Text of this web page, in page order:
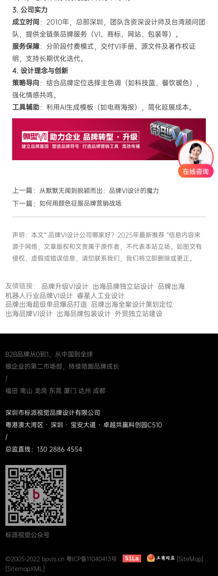
3. 公司实力
成立时间 ：2010年，总部深圳，团队含资深设计师及台湾顾问团
队，提供全链条品牌服务（VI、商标、网站、包装等）。
服务保障：分阶段付费模式，交付VI手册、源文件及著作权证
明，支持长期优化迭代。
4. 设计理念与创新
策略导向 ：结合品牌定位选择主色调（如科技蓝、餐饮暖色），
强化情感共鸣。
工具辅助：利用AI生成模板（如电商海报），简化延展成本。
上一篇： 从默默无闻到脱颖而出：品牌VI设计的魔力
下一篇： 如何用颜色征服品牌营销战场
声明：本文“ 品牌VI设计公司哪家好？2025年最新推荐 ”信息内容来
源于网络，文章版权和文责属于原作者，不代表本站立场。如图文有
侵权、虚假或错误信息，请您联系我们，我们将立即删除或更正。
友情链接： 品牌升级VI设计 出海品牌独立站设计 品牌出海
机器人行业品牌VI设计 睿星人工业设计
品牌出海超级单品爆品打造 品牌出海全案设计策划定位
出海品牌VI设计 出海品牌包装设计 外贸独立站建设
B2B品牌从0到1，从中国到全球
做企业的第二市场部，持续陪跑品牌成长
/
福田 南山 龙岗 东莞 厦门 达州 成都
深圳市标派视觉品牌设计有限公司
粤港澳大湾区 · 深圳 · 宝安大道 · 卓越共赢科创园C510
/
总监直线：130 2886 4554
标派视觉公众号
©2005-2022 bpvis.cn 粤ICP备11040413号 51La
[SiteMap]
[SitemapXML]